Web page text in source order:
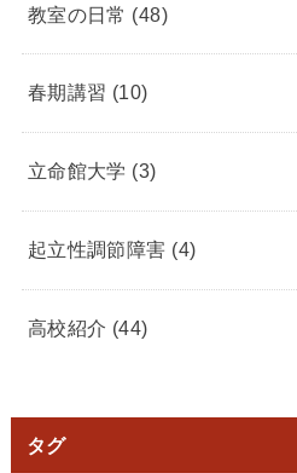
教室の日常 (48)
春期講習 (10)
立命館大学 (3)
起立性調節障害 (4)
高校紹介 (44)
タグ